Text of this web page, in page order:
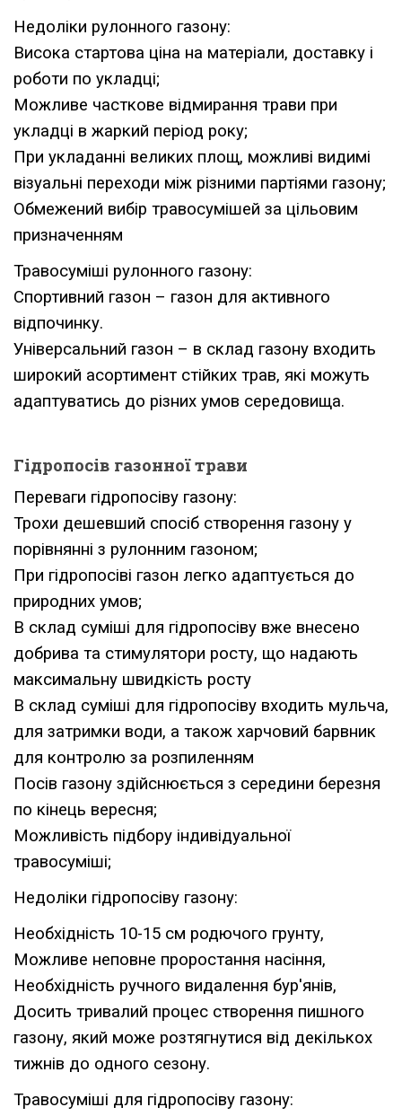
Недоліки рулонного газону:
Висока стартова ціна на матеріали, доставку і
роботи по укладці;
Можливе часткове відмирання трави при
укладці в жаркий період року;
При укладанні великих площ, можливі видимі
візуальні переходи між різними партіями газону;
Обмежений вибір травосумішей за цільовим
призначенням
Травосуміші рулонного газону:
Спортивний газон – газон для активного
відпочинку.
Універсальний газон – в склад газону входить
широкий асортимент стійких трав, які можуть
адаптуватись до різних умов середовища.
Гідропосів газонної трави
Переваги гідропосіву газону:
Трохи дешевший спосіб створення газону у
порівнянні з рулонним газоном;
При гідропосіві газон легко адаптується до
природних умов;
В склад суміші для гідропосіву вже внесено
добрива та стимулятори росту, що надають
максимальну швидкість росту
В склад суміші для гідропосіву входить мульча,
для затримки води, а також харчовий барвник
для контролю за розпиленням
Посів газону здійснюється з середини березня
по кінець вересня;
Можливість підбору індивідуальної
травосуміші;
Недоліки гідропосіву газону:
Необхідність 10-15 см родючого грунту,
Можливе неповне проростання насіння,
Необхідність ручного видалення бур'янів,
Досить тривалий процес створення пишного
газону, який може розтягнутися від декількох
тижнів до одного сезону.
Травосуміші для гідропосіву газону: